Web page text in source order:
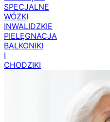
SPECJALNE
WÓZKI
INWALIDZKIE
PIELĘGNACJA
BALKONIKI
I
CHODZIKI